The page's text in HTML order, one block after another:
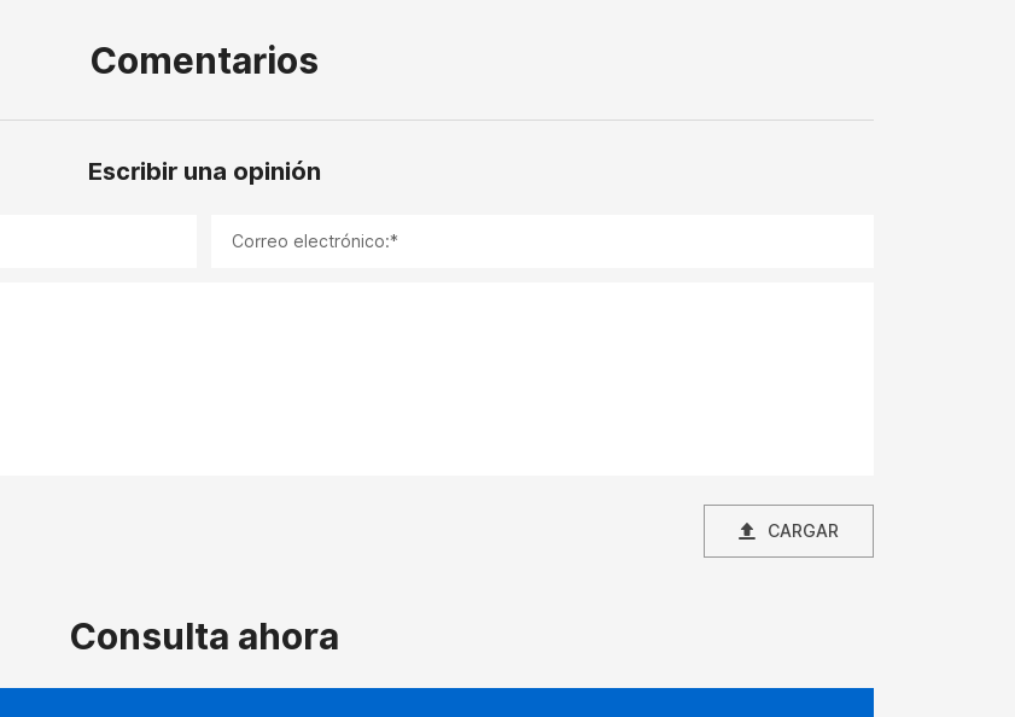
Comentarios
Escribir una opinión
CARGAR
Consulta ahora